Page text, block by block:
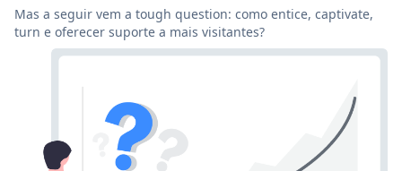
Mas a seguir vem a tough question: como entice, captivate,
turn e oferecer suporte a mais visitantes?